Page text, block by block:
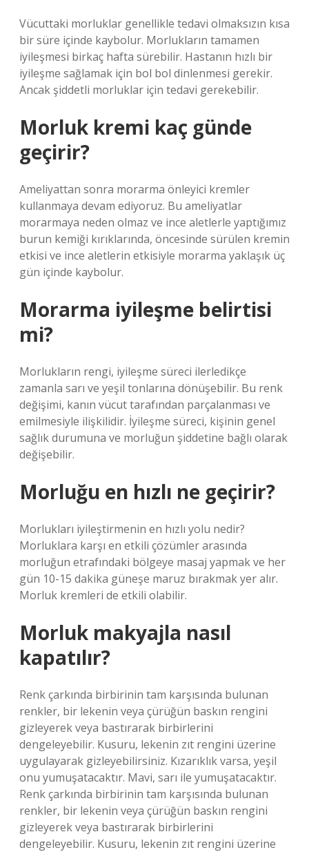
Vücuttaki morluklar genellikle tedavi olmaksızın kısa
bir süre içinde kaybolur. Morlukların tamamen
iyileşmesi birkaç hafta sürebilir. Hastanın hızlı bir
iyileşme sağlamak için bol bol dinlenmesi gerekir.
Ancak şiddetli morluklar için tedavi gerekebilir.
Morluk kremi kaç günde
geçirir?
Ameliyattan sonra morarma önleyici kremler
kullanmaya devam ediyoruz. Bu ameliyatlar
morarmaya neden olmaz ve ince aletlerle yaptığımız
burun kemiği kırıklarında, öncesinde sürülen kremin
etkisi ve ince aletlerin etkisiyle morarma yaklaşık üç
gün içinde kaybolur.
Morarma iyileşme belirtisi
mi?
Morlukların rengi, iyileşme süreci ilerledikçe
zamanla sarı ve yeşil tonlarına dönüşebilir. Bu renk
değişimi, kanın vücut tarafından parçalanması ve
emilmesiyle ilişkilidir. İyileşme süreci, kişinin genel
sağlık durumuna ve morluğun şiddetine bağlı olarak
değişebilir.
Morluğu en hızlı ne geçirir?
Morlukları iyileştirmenin en hızlı yolu nedir?
Morluklara karşı en etkili çözümler arasında
morluğun etrafındaki bölgeye masaj yapmak ve her
gün 10-15 dakika güneşe maruz bırakmak yer alır.
Morluk kremleri de etkili olabilir.
Morluk makyajla nasıl
kapatılır?
Renk çarkında birbirinin tam karşısında bulunan
renkler, bir lekenin veya çürüğün baskın rengini
gizleyerek veya bastırarak birbirlerini
dengeleyebilir. Kusuru, lekenin zıt rengini üzerine
uygulayarak gizleyebilirsiniz. Kızarıklık varsa, yeşil
onu yumuşatacaktır. Mavi, sarı ile yumuşatacaktır.
Renk çarkında birbirinin tam karşısında bulunan
renkler, bir lekenin veya çürüğün baskın rengini
gizleyerek veya bastırarak birbirlerini
dengeleyebilir. Kusuru, lekenin zıt rengini üzerine